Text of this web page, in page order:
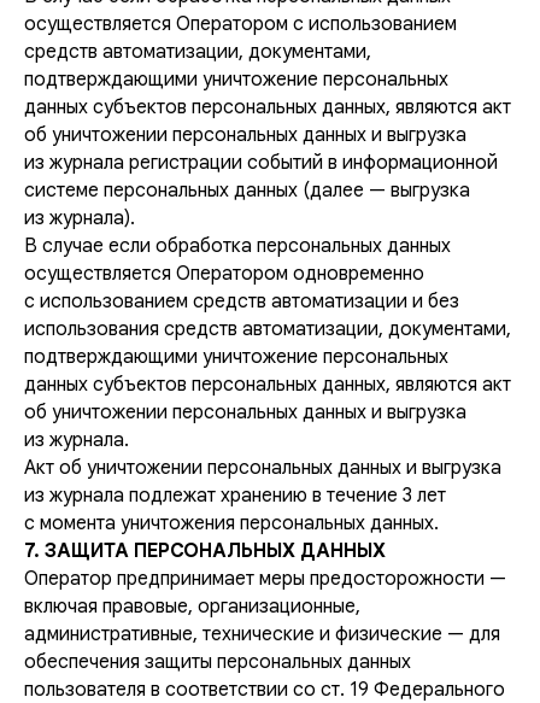
осуществляется Оператором с использованием
средств автоматизации, документами,
подтверждающими уничтожение персональных
данных субъектов персональных данных, являются акт
об уничтожении персональных данных и выгрузка
из журнала регистрации событий в информационной
системе персональных данных (далее — выгрузка
из журнала).
В случае если обработка персональных данных
осуществляется Оператором одновременно
с использованием средств автоматизации и без
использования средств автоматизации, документами,
подтверждающими уничтожение персональных
данных субъектов персональных данных, являются акт
об уничтожении персональных данных и выгрузка
из журнала.
Акт об уничтожении персональных данных и выгрузка
из журнала подлежат хранению в течение 3 лет
с момента уничтожения персональных данных.
7. ЗАЩИТА ПЕРСОНАЛЬНЫХ ДАННЫХ
Оператор предпринимает меры предосторожности —
включая правовые, организационные,
административные, технические и физические — для
обеспечения защиты персональных данных
пользователя в соответствии со ст. 19 Федерального